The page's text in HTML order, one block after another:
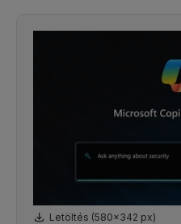
Letöltés (580x342 px)